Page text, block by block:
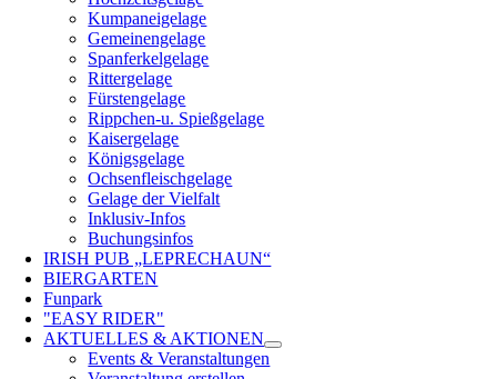
Kumpaneigelage
Gemeinengelage
Spanferkelgelage
Rittergelage
Fürstengelage
Rippchen-u. Spießgelage
Kaisergelage
Königsgelage
Ochsenfleischgelage
Gelage der Vielfalt
Inklusiv-Infos
Buchungsinfos
IRISH PUB „LEPRECHAUN“
BIERGARTEN
Funpark
"EASY RIDER"
AKTUELLES & AKTIONEN
Events & Veranstaltungen